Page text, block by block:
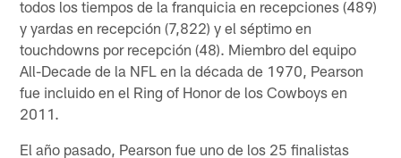
todos los tiempos de la franquicia en recepciones (489)
y yardas en recepción (7,822) y el séptimo en
touchdowns por recepción (48). Miembro del equipo
All-Decade de la NFL en la década de 1970, Pearson
fue incluido en el Ring of Honor de los Cowboys en
2011.
El año pasado, Pearson fue uno de los 25 finalistas